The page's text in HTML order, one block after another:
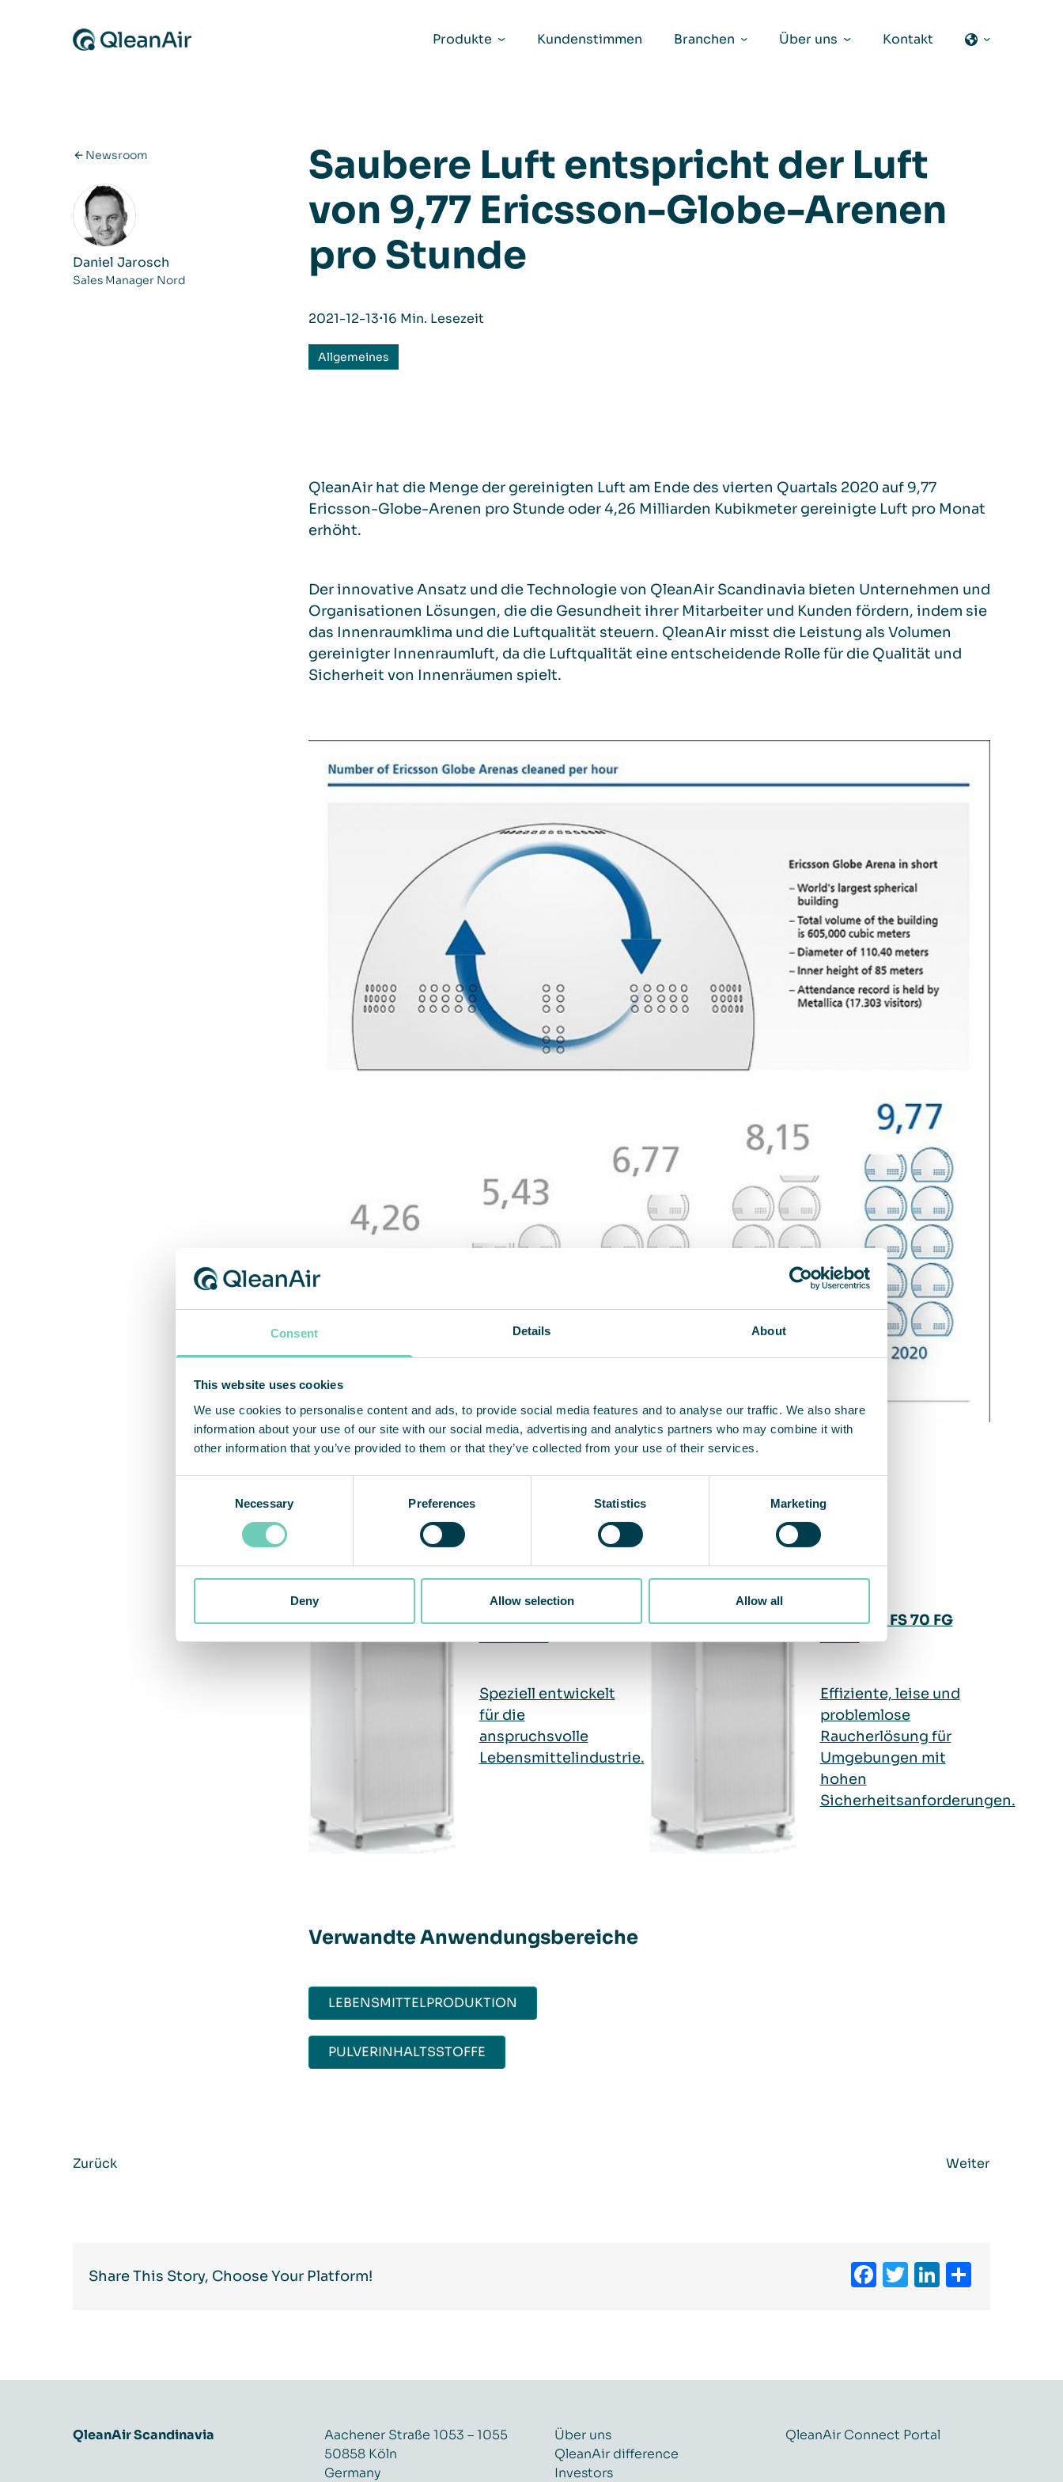
Consent Details About
This website uses cookies
We use cookies to personalise content and ads, to provide social media features and to analyse our traffic. We also share
information about your use of our site with our social media, advertising and analytics partners who may combine it with
other information that you’ve provided to them or that they’ve collected from your use of their services.
Necessary Preferences Statistics Marketing
Deny Allow selection Allow all
Produkte
Kundenstimmen Branchen Über uns Kontakt
Newsroom
Daniel Jarosch
Sales Manager Nord
Saubere Luft entspricht der Luft
von 9,77 Ericsson-Globe-Arenen
pro Stunde
2021-12-13⋅16 Min. Lesezeit
Allgemeines
QleanAir hat die Menge der gereinigten Luft am Ende des vierten Quartals 2020 auf 9,77
Ericsson-Globe-Arenen pro Stunde oder 4,26 Milliarden Kubikmeter gereinigte Luft pro Monat
erhöht.
Der innovative Ansatz und die Technologie von QleanAir Scandinavia bieten Unternehmen und
Organisationen Lösungen, die die Gesundheit ihrer Mitarbeiter und Kunden fördern, indem sie
das Innenraumklima und die Luftqualität steuern. QleanAir misst die Leistung als Volumen
gereinigter Innenraumluft, da die Luftqualität eine entscheidende Rolle für die Qualität und
Sicherheit von Innenräumen spielt.
Verwandte Produkte
QleanAir FS 70 FG
Speziell entwickelt
für die
anspruchsvolle
Lebensmittelindustrie.
QleanAir FS 70 FG
Effiziente, leise und
problemlose
Raucherlösung für
Umgebungen mit
hohen
Sicherheitsanforderungen.
Verwandte Anwendungsbereiche
LEBENSMITTELPRODUKTION
PULVERINHALTSSTOFFE​​
Zurück Weiter
Share This Story, Choose Your Platform! Facebook
Twitter
LinkedIn
QleanAir Scandinavia
Aachener Straße 1053 – 1055
50858 Köln
Germany
Über uns
QleanAir difference
Investors
QleanAir Connect Portal